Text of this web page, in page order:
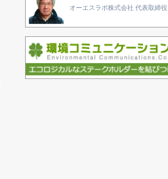
オーエスラボ株式会社 代表取締役